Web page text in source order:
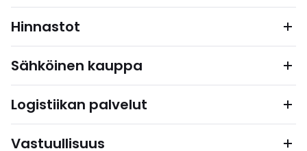
Hinnastot
Sähköinen kauppa
Logistiikan palvelut
Vastuullisuus